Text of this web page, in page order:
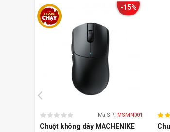
-15%
Mã SP: MSMN001
Chuột không dây MACHENIKE